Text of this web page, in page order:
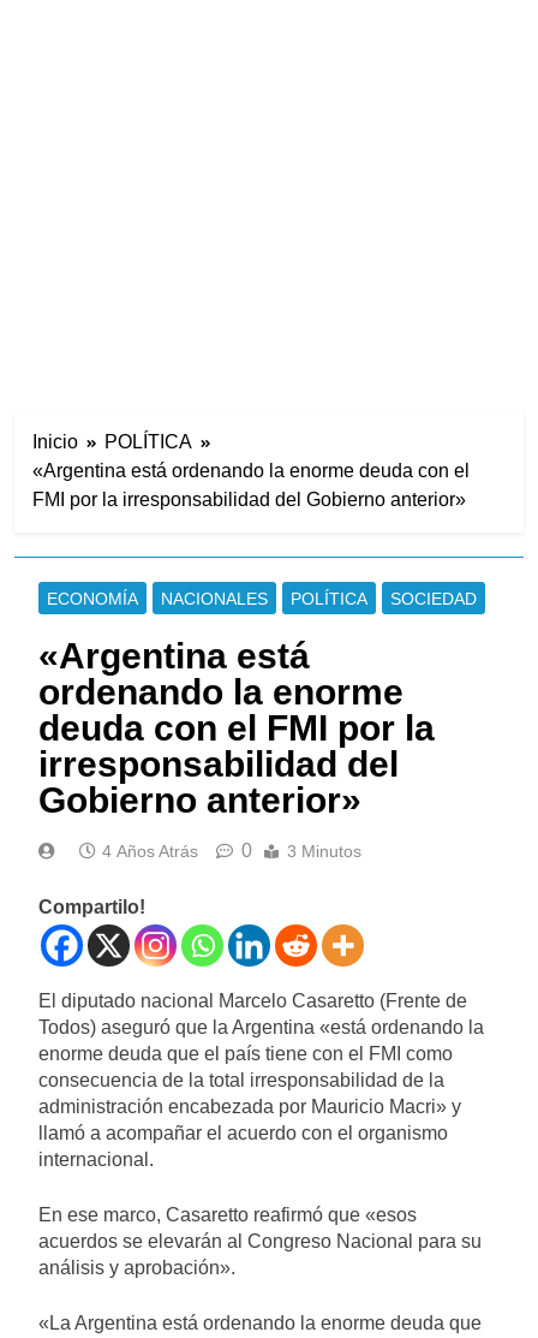
Inicio
POLÍTICA
«Argentina está ordenando la enorme deuda con el
FMI por la irresponsabilidad del Gobierno anterior»
ECONOMÍA NACIONALES POLÍTICA SOCIEDAD
«Argentina está
ordenando la enorme
deuda con el FMI por la
irresponsabilidad del
Gobierno anterior»
4 Años Atrás 0 3 Minutos
Compartilo!
El diputado nacional Marcelo Casaretto (Frente de
Todos) aseguró que la Argentina «está ordenando la
enorme deuda que el país tiene con el FMI como
consecuencia de la total irresponsabilidad de la
administración encabezada por Mauricio Macri» y
llamó a acompañar el acuerdo con el organismo
internacional.
En ese marco, Casaretto reafirmó que «esos
acuerdos se elevarán al Congreso Nacional para su
análisis y aprobación».
«La Argentina está ordenando la enorme deuda que